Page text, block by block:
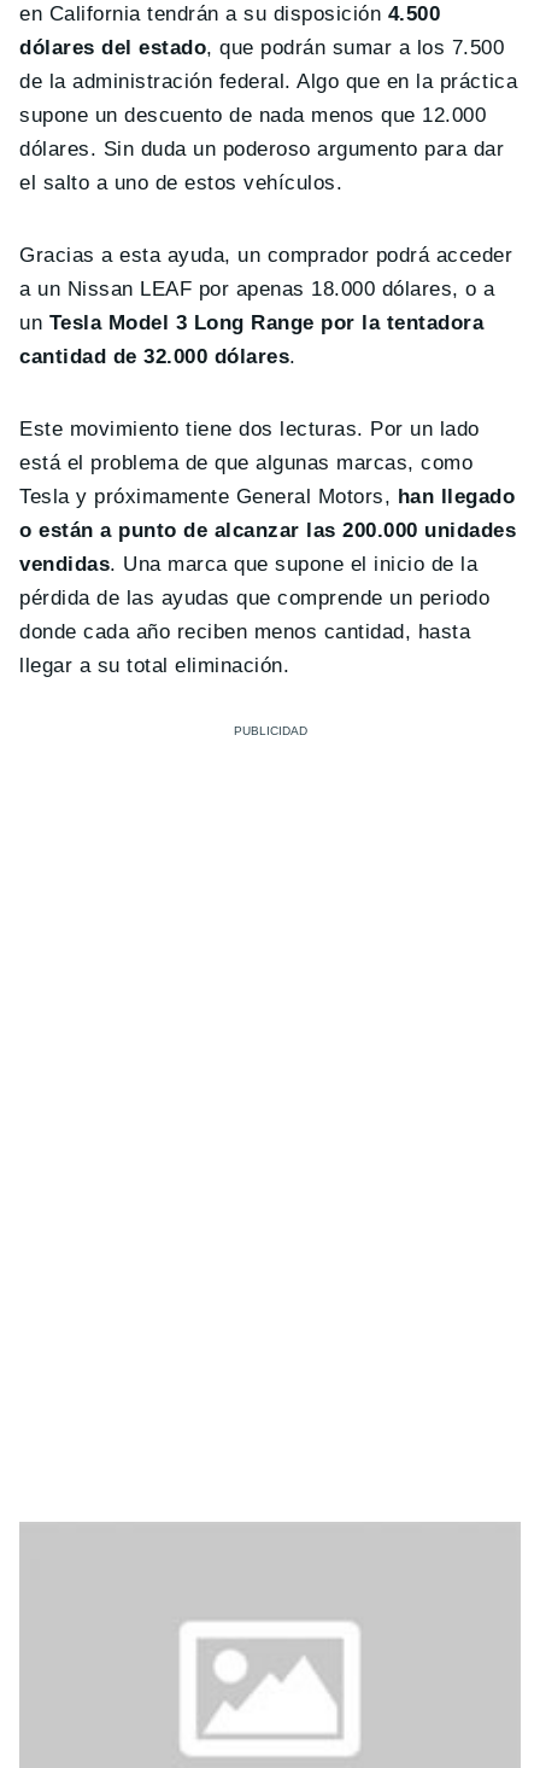
en California tendrán a su disposición 4.500
dólares del estado, que podrán sumar a los 7.500
de la administración federal. Algo que en la práctica
supone un descuento de nada menos que 12.000
dólares. Sin duda un poderoso argumento para dar
el salto a uno de estos vehículos.
Gracias a esta ayuda, un comprador podrá acceder
a un Nissan LEAF por apenas 18.000 dólares, o a
un Tesla Model 3 Long Range por la tentadora
cantidad de 32.000 dólares.
Este movimiento tiene dos lecturas. Por un lado
está el problema de que algunas marcas, como
Tesla y próximamente General Motors, han llegado
o están a punto de alcanzar las 200.000 unidades
vendidas. Una marca que supone el inicio de la
pérdida de las ayudas que comprende un periodo
donde cada año reciben menos cantidad, hasta
llegar a su total eliminación.